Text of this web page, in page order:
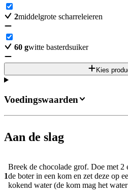
2middelgrote scharreleieren
60 gwitte basterdsuiker
Kies
Aan de slag
1
Breek de chocolade grof. Doe met 2
de boter in een kom en zet deze op
kokend water (de kom mag het
Voedingswaarden